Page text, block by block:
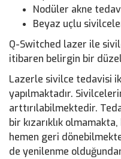
Nodüler akne
Beyaz uçlu
Q-Switched lazer ile
itibaren belirgin bir
Lazerle sivilce tedavisi
yapılmaktadır.
arttırılabilmektedir.
bir kızarıklık
hemen geri
de yenilenme